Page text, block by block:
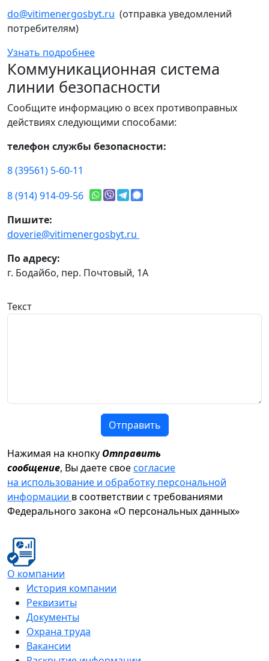
do@vitimenergosbyt.ru (отправка уведомлений
потребителям)
Узнать подробнее
Коммуникационная система
линии безопасности
Сообщите информацию о всех противоправных
действиях следующими способами:
телефон службы безопасности:
8 (39561) 5-60-11
8 (914) 914-09-56
Пишите:
doverie@vitimenergosbyt.ru
По адресу:
г. Бодайбо, пер. Почтовый, 1А
Текст
Отправить
Нажимая на кнопку Отправить
сообщение, Вы даете своесогласие
на использование и обработку персональной
информации в соответствии с требованиями
Федерального закона «О персональных данных»
О компании
История компании
Реквизиты
Документы
Охрана труда
Вакансии